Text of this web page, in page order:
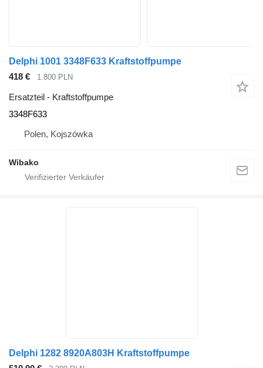
Delphi 1001 3348F633 Kraftstoffpumpe
418 €
1.800 PLN
Ersatzteil - Kraftstoffpumpe
3348F633
Polen, Kojszówka
Wibako
Delphi 1282 8920A803H Kraftstoffpumpe